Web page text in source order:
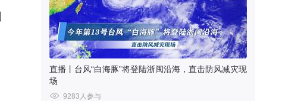
直播丨台风“白海豚”将登陆浙闽沿海，直击防风减灾现
场
9283人参与